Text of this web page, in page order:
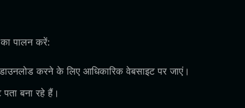
पालन करें:
करने के लिए आधिकारिक वेबसाइट पर जाएं।
बना रहे हैं।